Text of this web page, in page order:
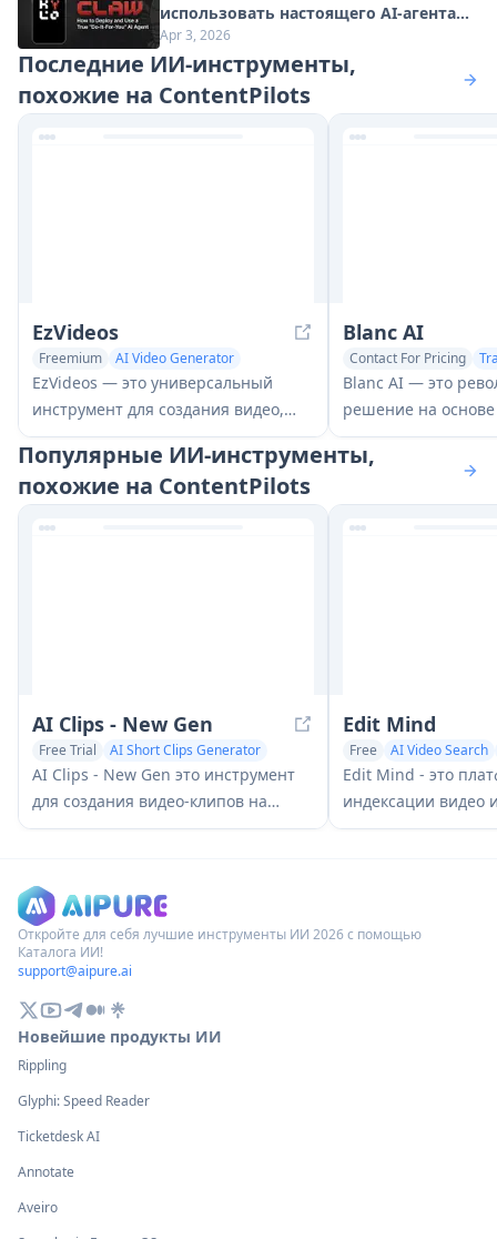
использовать настоящего AI-агента
"Сделай-Это-За-Вас" (Обновление
2026)
Apr 3, 2026
Последние ИИ-инструменты,
похожие на ContentPilots
EzVideos
Freemium
AI Video Generator
AI Video Editing
EzVideos — это универсальный
инструмент для создания видео,
который помогает пользователям
создавать вирусные видео для
платформ социальных сетей, таких
Blanc AI
Contact For Pricing
AI Video Editing
Blanc AI — это
решение на
позволяет
дублировать
Популярные ИИ-инструменты,
похожие на ContentPilots
AI Clips - New Gen
Free Trial
AI Short Clips Generator
AI Video Editing
AI Clips - New Gen это инструмент
для создания видео-клипов на
основе ИИ, который автоматически
короткий контент из длинных видео
для нескольких социальных медиа
платформ, таких как YouTube Shorts,
TikTok, Instagram Reels и других.
Edit Mind
Free AI Video Search
Edit Mind - это
индексации видео
семантического
анализировать и
Откройте для себя лучшие инструменты ИИ 2026 с помощью
Каталога ИИ!
support@aipure.ai
Новейшие продукты ИИ
Rippling
Glyphi: Speed Reader
Ticketdesk AI
Annotate
Aveiro